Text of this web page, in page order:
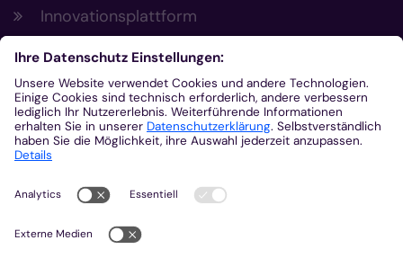
Innovationsplattform
Aus der Plattform
Nachrichten
Veranstaltungen
Gottesdienste
Stellenangebote
Kirchenzeitung
Amtsblatt (Kirchlicher Anzeiger)